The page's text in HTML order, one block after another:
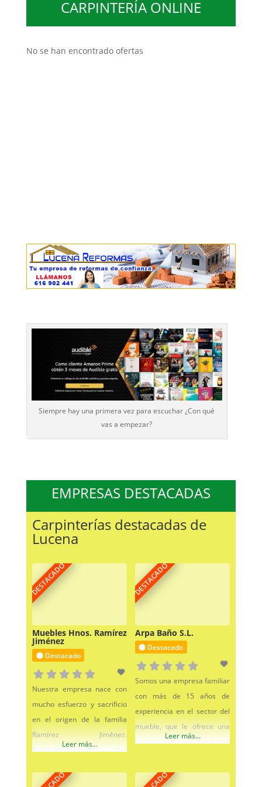
CARPINTERÍA ONLINE
No se han encontrado ofertas
Siempre hay una primera vez para escuchar ¿Con qué
vas a empezar?
EMPRESAS DESTACADAS
Carpinterías destacadas de
Lucena
DESTACADO
Muebles Hnos. Ramírez
Jiménez
Destacado
Nuestra empresa nace con
mucho esfuerzo y sacrificio
en el origen de la familia
Ramírez Jiménez.
Acumulando la sabia
y la profesionalidad de sus 3
Leer más...
DESTACADO
Arpa Baño S.L.
Destacado
Somos una empresa familiar
con más de 15 años de
experiencia en el sector del
mueble, que le ofrece una
amplia gama de productos
empresa donde contamos
Leer más...